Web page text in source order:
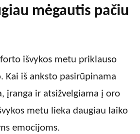
mėgautis pačiu
išvykos metu priklauso
Kai iš anksto pasirūpinama
įranga ir atsižvelgiama į oro
metu lieka daugiau laiko
emocijoms.